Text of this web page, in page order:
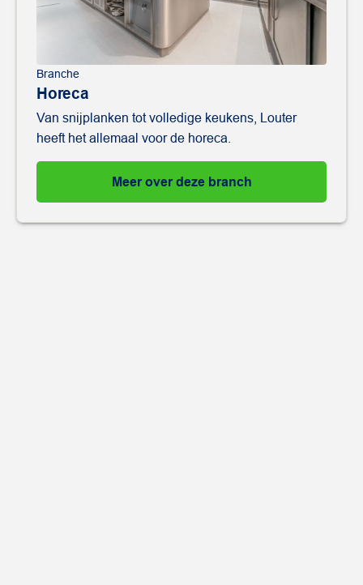
Branche
Horeca
Van snijplanken tot volledige keukens, Louter
heeft het allemaal voor de horeca.
Meer over deze branch